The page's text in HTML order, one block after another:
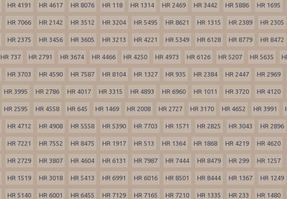
HR 4191 HR 4617 HR 8076 HR 118 HR 1314 HR 2469 HR 3442 HR 5886 HR 1695
HR 7066 HR 2142 HR 3512 HR 3204 HR 5495 HR 8621 HR 1315 HR 2389 HR 2305
HR 2375 HR 3456 HR 3605 HR 3213 HR 4221 HR 5349 HR 6128 HR 8779 HR 8472
HR 737 HR 2791 HR 3674 HR 4466 HR 4250 HR 4973 HR 6126 HR 5207 HR 5635
HR 3703 HR 4590 HR 7587 HR 8104 HR 1327 HR 935 HR 2384 HR 2447 HR 2969
HR 3995 HR 2786 HR 4017 HR 3315 HR 4893 HR 6960 HR 1011 HR 3720 HR 4120
HR 2595 HR 4558 HR 645 HR 1469 HR 2008 HR 2727 HR 3170 HR 4652 HR 3991
HR 4712 HR 4908 HR 5558 HR 5390 HR 7703 HR 1571 HR 2825 HR 3043 HR 2896
HR 7221 HR 7552 HR 8475 HR 1917 HR 513 HR 1364 HR 1868 HR 4219 HR 4620
HR 2729 HR 3807 HR 4604 HR 6131 HR 7987 HR 7444 HR 8479 HR 299 HR 1257
HR 1519 HR 3018 HR 5413 HR 6991 HR 6016 HR 8501 HR 8444 HR 1367 HR 1249
HR 5140 HR 6001 HR 6455 HR 7129 HR 7165 HR 7210 HR 1335 HR 233 HR 1480